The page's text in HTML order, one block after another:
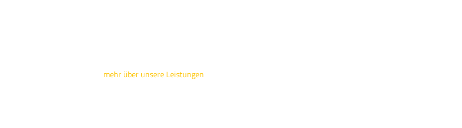
mehr über unsere Leistungen